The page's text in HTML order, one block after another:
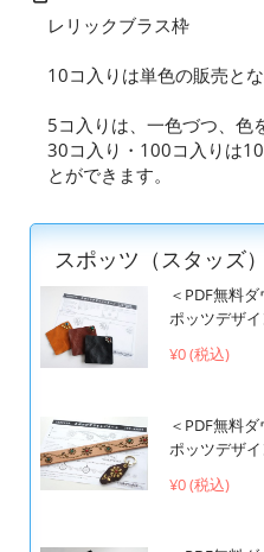
レリックブラス枠
10コ入りは単色の販売とな
5コ入りは、一色づつ、色
30コ入り・100コ入りは
とができます。
スポッツ（スタッズ）
＜PDF無料
ポッツデザイ
¥0 (税込)
＜PDF無料
ポッツデザイ
¥0 (税込)